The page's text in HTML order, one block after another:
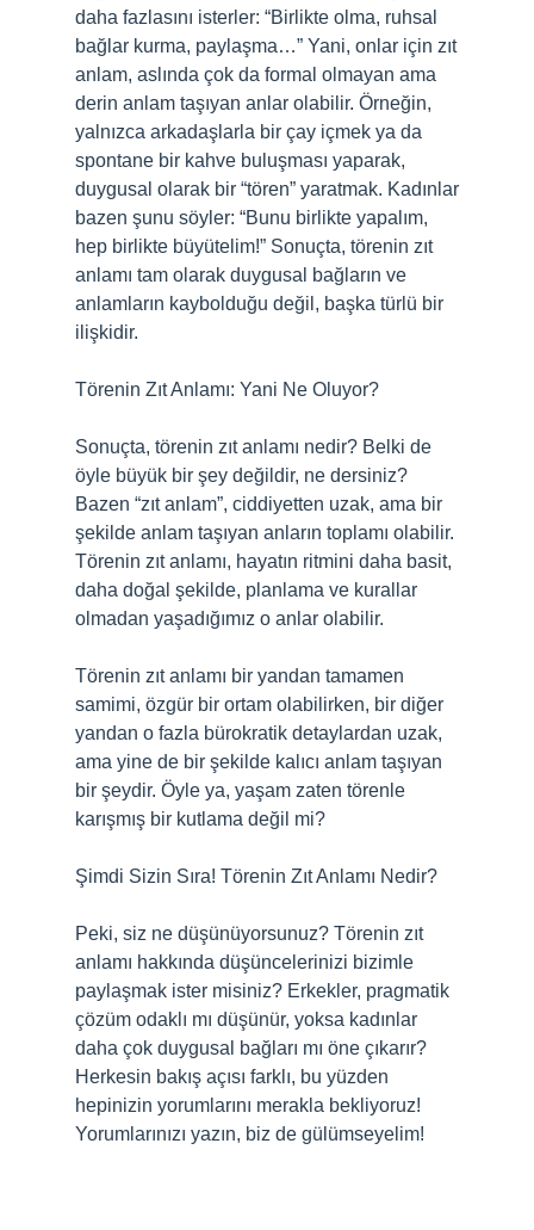
daha fazlasını isterler: “Birlikte olma, ruhsal
bağlar kurma, paylaşma…” Yani, onlar için zıt
anlam, aslında çok da formal olmayan ama
derin anlam taşıyan anlar olabilir. Örneğin,
yalnızca arkadaşlarla bir çay içmek ya da
spontane bir kahve buluşması yaparak,
duygusal olarak bir “tören” yaratmak. Kadınlar
bazen şunu söyler: “Bunu birlikte yapalım,
hep birlikte büyütelim!” Sonuçta, törenin zıt
anlamı tam olarak duygusal bağların ve
anlamların kaybolduğu değil, başka türlü bir
ilişkidir.
Törenin Zıt Anlamı: Yani Ne Oluyor?
Sonuçta, törenin zıt anlamı nedir? Belki de
öyle büyük bir şey değildir, ne dersiniz?
Bazen “zıt anlam”, ciddiyetten uzak, ama bir
şekilde anlam taşıyan anların toplamı olabilir.
Törenin zıt anlamı, hayatın ritmini daha basit,
daha doğal şekilde, planlama ve kurallar
olmadan yaşadığımız o anlar olabilir.
Törenin zıt anlamı bir yandan tamamen
samimi, özgür bir ortam olabilirken, bir diğer
yandan o fazla bürokratik detaylardan uzak,
ama yine de bir şekilde kalıcı anlam taşıyan
bir şeydir. Öyle ya, yaşam zaten törenle
karışmış bir kutlama değil mi?
Şimdi Sizin Sıra! Törenin Zıt Anlamı Nedir?
Peki, siz ne düşünüyorsunuz? Törenin zıt
anlamı hakkında düşüncelerinizi bizimle
paylaşmak ister misiniz? Erkekler, pragmatik
çözüm odaklı mı düşünür, yoksa kadınlar
daha çok duygusal bağları mı öne çıkarır?
Herkesin bakış açısı farklı, bu yüzden
hepinizin yorumlarını merakla bekliyoruz!
Yorumlarınızı yazın, biz de gülümseyelim!